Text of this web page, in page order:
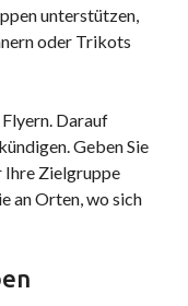
unterstützen,
oder Trikots
Darauf
Geben Sie
Ihre Zielgruppe
an Orten, wo sich